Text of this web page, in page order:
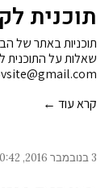
תוכנית
תוכניות באתר של
שאלות על התוכנית
קרא עוד ←
3 בנובמבר 2016